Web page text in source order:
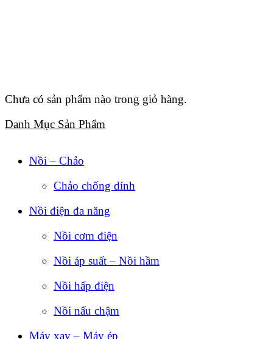
Chưa có sản phẩm nào trong giỏ hàng.
Danh Mục Sản Phẩm
Nồi – Chảo
Chảo chống dính
Nồi điện đa năng
Nồi cơm điện
Nồi áp suất – Nồi hầm
Nồi hấp điện
Nồi nấu chậm
Máy xay – Máy ép